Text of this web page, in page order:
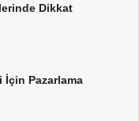
Dikkat
İçin Pazarlama